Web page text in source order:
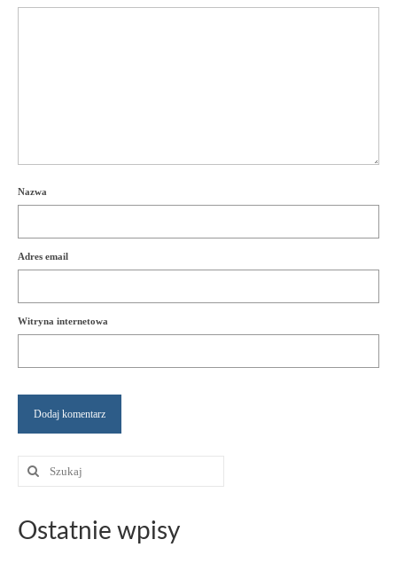
Nazwa
Adres email
Witryna internetowa
Szuklaj
Ostatnie wpisy